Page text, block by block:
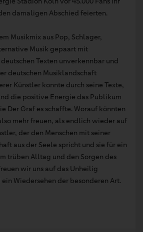
damaligen Abschied feierten.
Musikmix aus Pop, Schlager,
Musik gepaart mit
Texten unverkennbar und
deutschen Musiklandschaft
Künstler konnte durch seine Texte,
die positive Energie das Publikum
Der Graf es schaffte. Worauf könnten
mehr freuen, als endlich wieder auf
der den Menschen mit seiner
aus der Seele spricht und sie für ein
trüben Alltag und den Sorgen des
wir uns auf das Unheilig
Wiedersehen der besonderen Art.